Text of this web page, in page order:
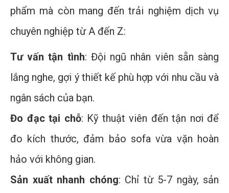
phẩm mà còn mang đến trải nghiệm dịch vụ
chuyên nghiệp từ A đến Z:
Tư vấn tận tình: Đội ngũ nhân viên sẵn sàng
lắng nghe, gợi ý thiết kế phù hợp với nhu cầu và
ngân sách của bạn.
Đo đạc tại chỗ: Kỹ thuật viên đến tận nơi để
đo kích thước, đảm bảo sofa vừa vặn hoàn
hảo với không gian.
Sản xuất nhanh chóng: Chỉ từ 5-7 ngày, sản